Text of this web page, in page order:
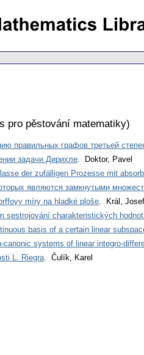
pro pěstování matematiky)
правильных графов третьей
задачи Дирихле. Doktor, Pavel
der zufälligen Prozesse mit
являются замкнутыми
míry na hladké ploše. Král,
sestrojování charakteristických
basis of a certain linear
canonic systems of linear integro-
L. Riegra. Čulík, Karel